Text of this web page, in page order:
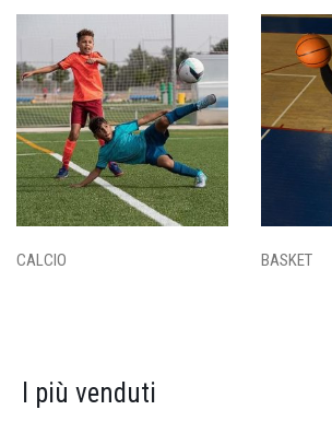
CALCIO BASKET
I più venduti